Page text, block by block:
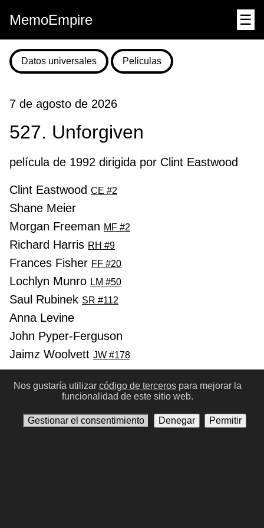
MemoEmpire ☰
Datos universales Peliculas
7 de agosto de 2026
527. Unforgiven
película de 1992 dirigida por Clint Eastwood
Clint Eastwood CE #2
Shane Meier
Morgan Freeman MF #2
Richard Harris RH #9
Frances Fisher FF #20
Lochlyn Munro LM #50
Saul Rubinek SR #112
Anna Levine
John Pyper-Ferguson
Jaimz Woolvett JW #178
Anterior Siguinte
Nos gustaría utilizar código de tercerospara mejorar la
funcionalidad de este sitio web.
Gestionar el consentimiento Denegar Permitir